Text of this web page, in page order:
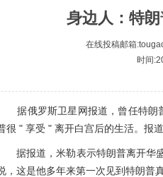
身边人：特
在线投稿邮箱
时间
据俄罗斯卫星网报道，曾任特朗
很 " 享受 " 离开白宫后的生活。报
据报道，米勒表示特朗普离开华盛
，这是他多年来第一次见到特朗普